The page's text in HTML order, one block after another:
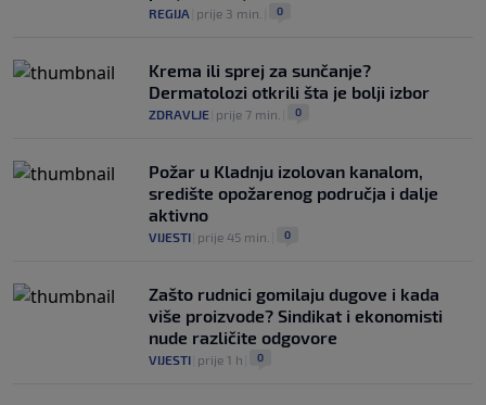
REGIJA prije 3 min. 0
Krema ili sprej za sunčanje?
Dermatolozi otkrili šta je bolji izbor
ZDRAVLJE prije 7 min. 0
Požar u Kladnju izolovan kanalom,
središte opožarenog područja i dalje
aktivno
VIJESTI prije 45 min. 0
Zašto rudnici gomilaju dugove i kada
više proizvode? Sindikat i ekonomisti
nude različite odgovore
VIJESTI prije 1 h 0